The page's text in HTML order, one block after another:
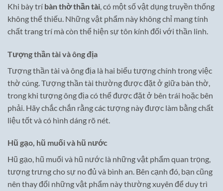
Khi bày trí bàn thờ thần tài, có một số vật dụng truyền thống
không thể thiếu. Những vật phẩm này không chỉ mang tính
chất trang trí mà còn thể hiện sự tôn kính đối với thần linh.
Tượng thần tài và ông địa
Tượng thần tài và ông địa là hai biểu tượng chính trong việc
thờ cúng. Tượng thần tài thường được đặt ở giữa bàn thờ,
trong khi tượng ông địa có thể được đặt ở bên trái hoặc bên
phải. Hãy chắc chắn rằng các tượng này được làm bằng chất
liệu tốt và có hình dáng rõ nét.
Hũ gạo, hũ muối và hũ nước
Hũ gạo, hũ muối và hũ nước là những vật phẩm quan trọng,
tượng trưng cho sự no đủ và bình an. Bên cạnh đó, bạn cũng
nên thay đổi những vật phẩm này thường xuyên để duy trì